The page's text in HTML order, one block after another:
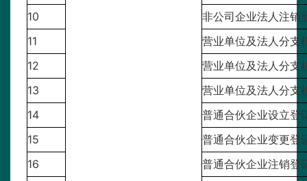
10
非公司企业法人注销
11
营业单位及法人分支
12
营业单位及法人分支
13
营业单位及法人分支
14
普通合伙企业设立登
15
普通合伙企业变更登
16
普通合伙企业注销登